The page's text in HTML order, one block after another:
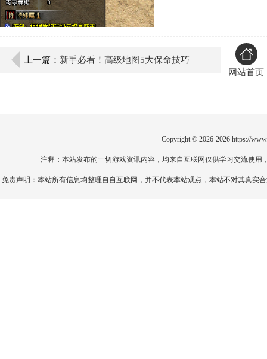
上一篇： 新手必看！高级地图5大保命技巧
网站首页
Copyright © 2026-2026 https://
注释：本站发布的一切游戏资讯内容，均来自互联网仅供学习交流使
免责声明：本站所有信息均整理自自互联网，并不代表本站观点，本站不对其真实